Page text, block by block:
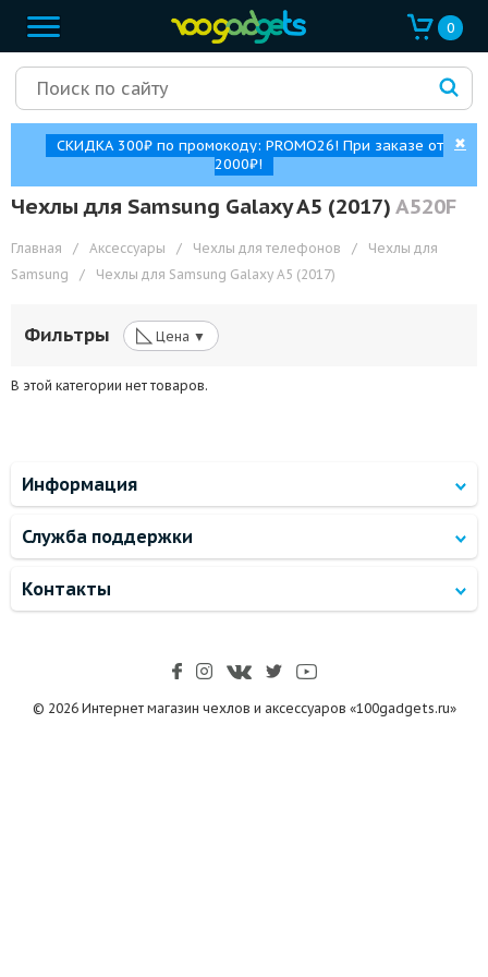
0
СКИДКА 300₽ по промокоду: PROMO26! При заказе от
2000₽!
✖
Чехлы для Samsung Galaxy A5 (2017) A520F
Главная / Аксессуары / Чехлы для телефонов /
Чехлы для
Samsung
/ Чехлы для Samsung Galaxy A5 (2017)
Фильтры ◺ Цена ▼
В этой категории нет товаров.
Информация
Служба поддержки
Контакты
© 2026 Интернет магазин чехлов и аксессуаров «100gadgets.ru»